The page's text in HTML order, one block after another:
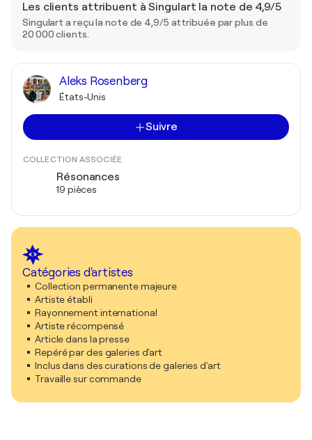
Les clients attribuent à Singulart la note de 4,9/5
Singulart a reçu la note de 4,9/5 attribuée par plus de
20 000 clients.
Aleks Rosenberg
États-Unis
Suivre
COLLECTION ASSOCIÉE
Résonances
19 pièces
Catégories d'artistes
Collection permanente majeure
Artiste établi
Rayonnement international
Artiste récompensé
Article dans la presse
Repéré par des galeries d'art
Inclus dans des curations de galeries d'art
Travaille sur commande